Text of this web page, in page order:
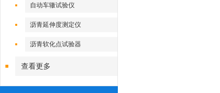
自动车辙试验仪
沥青延伸度测定仪
沥青软化点试验器
查看更多